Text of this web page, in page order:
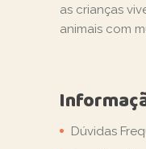
as crianças
animais com
Dúvidas